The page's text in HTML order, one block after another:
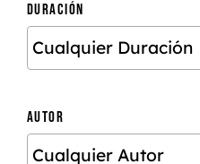
DURACIÓN
AUTOR